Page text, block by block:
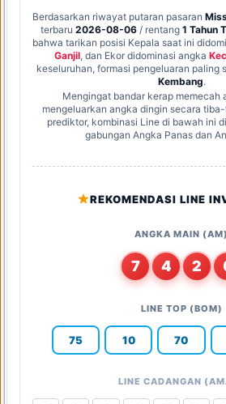
Berdasarkan riwayat putaran pasaran
terbaru 2026-08-06/ rentang 1 Tahun
bahwa tarikan posisi Kepala saat ini
Ganjil, dan Ekor didominasi angka
keseluruhan, formasi pengeluaran paling
Kembang.
Mengingat bandar kerap memecah
mengeluarkan angka dingin secara
prediktor, kombinasi Line di bawah ini
gabungan Angka Panas dan
REKOMENDASI LINE
ANGKA MAIN (AM)
7 4 2
LINE TOP (BOM)
75 10 70
LINE CADANGAN